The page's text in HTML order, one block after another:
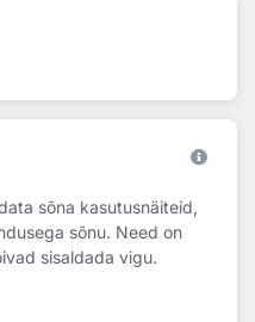
sõna kasutusnäiteid,
sõnu. Need on
sisaldada vigu.